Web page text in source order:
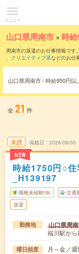
メニュー
山口県周南市 × 時
周南市の派遣のお仕事情報です。
、 クリエイティブ系などのお仕
時給1050円以上 ・1800円以上
当サイトでは法令を遵守し、
山口県周南市 / 時給950円以
全 21 件
未読
NEW
掲載日 2026/08/05
時給1750円○
_H139197
職種未経験OK 交通
派遣
勤務地 山口県周
福川駅か
曜日頻度 月～金／